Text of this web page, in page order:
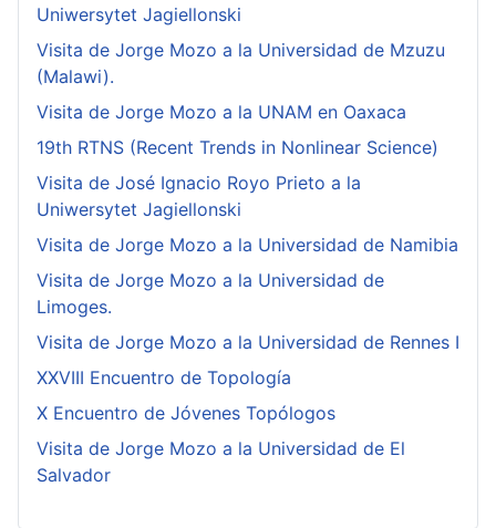
Uniwersytet Jagiellonski
Visita de Jorge Mozo a la Universidad de Mzuzu
(Malawi).
Visita de Jorge Mozo a la UNAM en Oaxaca
19th RTNS (Recent Trends in Nonlinear Science)
Visita de José Ignacio Royo Prieto a la
Uniwersytet Jagiellonski
Visita de Jorge Mozo a la Universidad de Namibia
Visita de Jorge Mozo a la Universidad de
Limoges.
Visita de Jorge Mozo a la Universidad de Rennes I
XXVIII Encuentro de Topología
X Encuentro de Jóvenes Topólogos
Visita de Jorge Mozo a la Universidad de El
Salvador